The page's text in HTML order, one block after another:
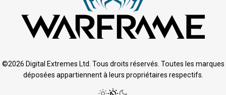
©2026 Digital Extremes Ltd. Tous droits réservés. Toutes les marques
déposées appartiennent à leurs propriétaires respectifs.